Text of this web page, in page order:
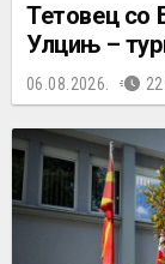
Тетовец со
Улцињ –
06.08.2026.